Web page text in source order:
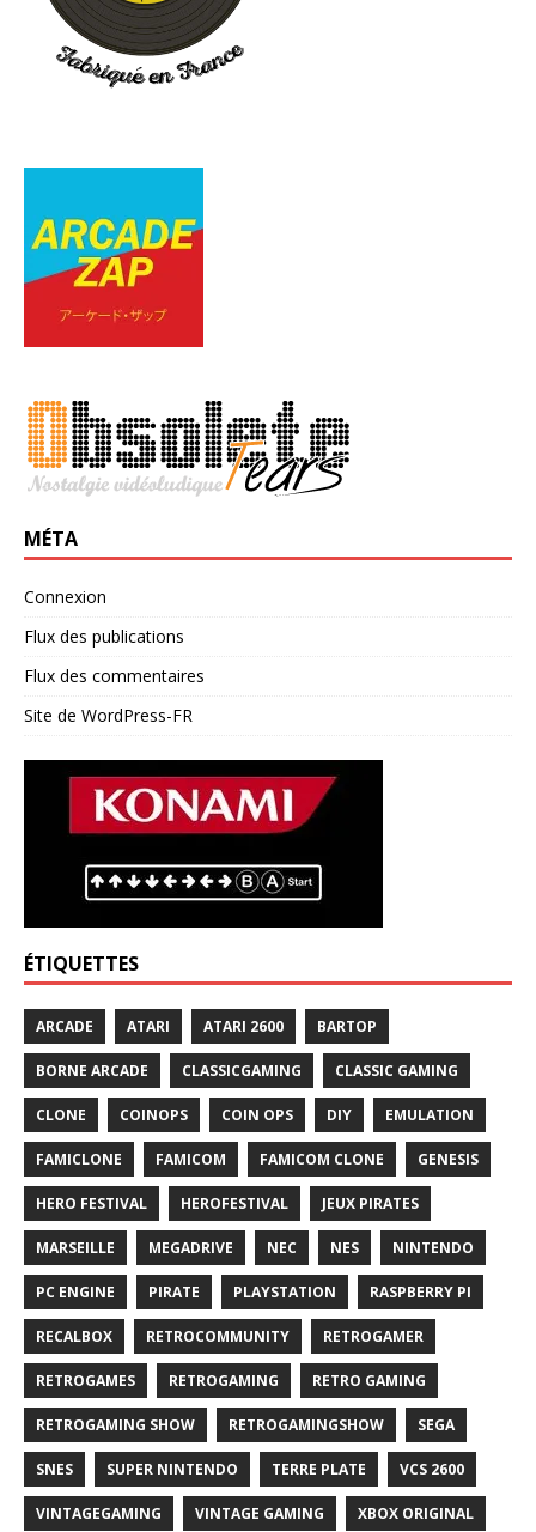
MÉTA
Connexion
Flux des publications
Flux des commentaires
Site de WordPress-FR
ÉTIQUETTES
ARCADE ATARI ATARI 2600 BARTOP
BORNE ARCADE CLASSICGAMING CLASSIC GAMING
CLONE COINOPS COIN OPS DIY EMULATION
FAMICLONE FAMICOM FAMICOM CLONE GENESIS
HERO FESTIVAL HEROFESTIVAL JEUX PIRATES
MARSEILLE MEGADRIVE NEC NES NINTENDO
PC ENGINE PIRATE PLAYSTATION RASPBERRY PI
RECALBOX RETROCOMMUNITY RETROGAMER
RETROGAMES RETROGAMING RETRO GAMING
RETROGAMING SHOW RETROGAMINGSHOW SEGA
SNES SUPER NINTENDO TERRE PLATE VCS 2600
VINTAGEGAMING VINTAGE GAMING XBOX ORIGINAL